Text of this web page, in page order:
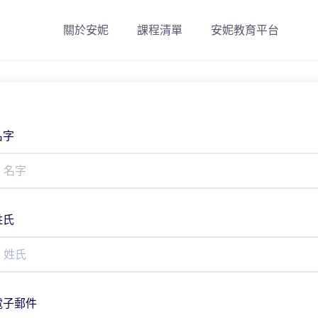
關於安妮 課程清單 安妮教育平台
字
氏
子郵件